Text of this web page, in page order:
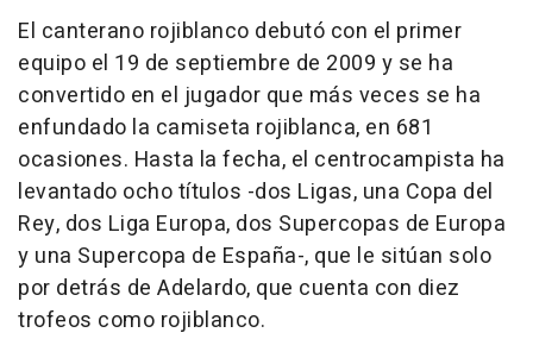
El canterano rojiblanco debutó con el primer
equipo el 19 de septiembre de 2009 y se ha
convertido en el jugador que más veces se ha
enfundado la camiseta rojiblanca, en 681
ocasiones. Hasta la fecha, el centrocampista ha
levantado ocho títulos -dos Ligas, una Copa del
Rey, dos Liga Europa, dos Supercopas de Europa
y una Supercopa de España-, que le sitúan solo
por detrás de Adelardo, que cuenta con diez
trofeos como rojiblanco.